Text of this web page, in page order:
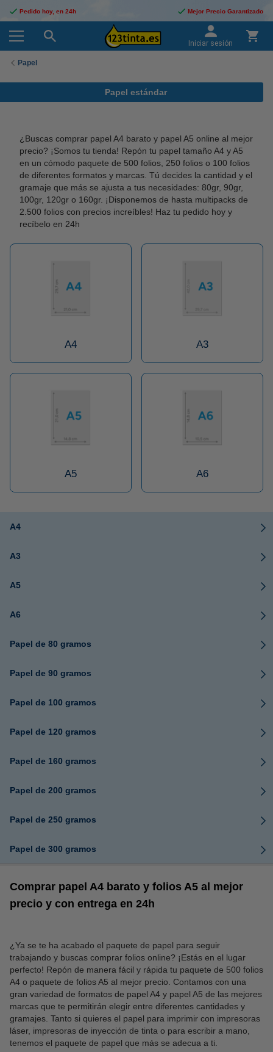
Pedido hoy, en 24h Mejor Precio Garantizado
Iniciar sesión
Papel
Papel estándar
¿Buscas comprar papel A4 barato y papel A5 online al mejor
precio? ¡Somos tu tienda! Repón tu papel tamaño A4 y A5
en un cómodo paquete de 500 folios, 250 folios o 100 folios
de diferentes formatos y marcas. Tú decides la cantidad y el
gramaje que más se ajusta a tus necesidades: 80gr, 90gr,
100gr, 120gr o 160gr. ¡Disponemos de hasta multipacks de
2.500 folios con precios increíbles! Haz tu pedido hoy y
recíbelo en 24h
A4 A3
A5 A6
A4
A3
A5
A6
Papel de 80 gramos
Papel de 90 gramos
Papel de 100 gramos
Papel de 120 gramos
Papel de 160 gramos
Papel de 200 gramos
Papel de 250 gramos
Papel de 300 gramos
Comprar papel A4 barato y folios A5 al mejor
precio y con entrega en 24h
¿Ya se te ha acabado el paquete de papel para seguir
trabajando y buscas comprar folios online? ¡Estás en el lugar
perfecto! Repón de manera fácil y rápida tu paquete de 500 folios
A4 o paquete de folios A5 al mejor precio. Contamos con una
gran variedad de formatos de papel A4 y papel A5 de las mejores
marcas que te permitirán elegir entre diferentes cantidades y
gramajes. Tanto si quieres el papel para imprimir con impresoras
láser, impresoras de inyección de tinta o para escribir a mano,
tenemos el paquete de papel que más se adecua a ti.